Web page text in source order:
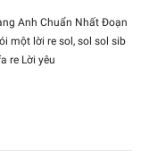
Anh Chuẩn Nhất Đoạn
một lời re sol, sol sol sib
re Lời yêu